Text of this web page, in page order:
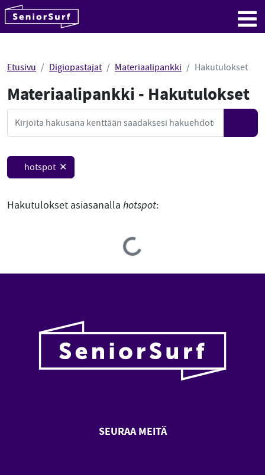
Hyppää sisältöön
Etusivu Digiopastajat Materiaalipankki Hakutulokset
Materiaalipankki - Hakutulokset
Haku
Hae
hotspot ✕
Hakutulokset asiasanalla hotspot:
Loading...
SEURAA MEITÄ